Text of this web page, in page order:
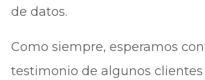
de datos.
Como siempre, esperamos
testimonio de algunos